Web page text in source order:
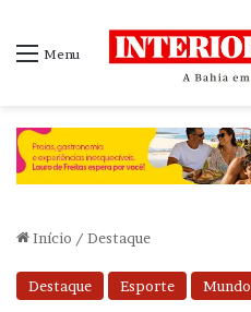
Menu
Início / Destaque
Destaque Esporte Mundo